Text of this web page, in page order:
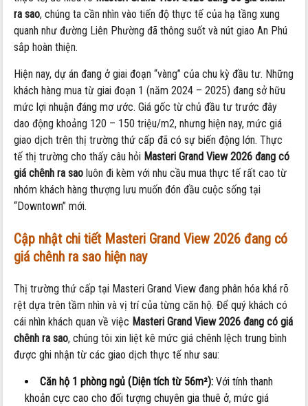
sao?
ra sao, chúng ta cần nhìn vào tiến độ thực tế của hạ tầng xung
quanh như đường Liên Phường đã thông suốt và nút giao An Phú
sắp hoàn thiện.
Hiện nay, dự án đang ở giai đoạn “vàng” của chu kỳ đầu tư. Những
khách hàng mua từ giai đoạn 1 (năm 2024 – 2025) đang sở hữu
mức lợi nhuận đáng mơ ước. Giá gốc từ chủ đầu tư trước đây
dao động khoảng 120 – 150 triệu/m2, nhưng hiện nay, mức giá
giao dịch trên thị trường thứ cấp đã có sự biến động lớn. Thực
tế thị trường cho thấy câu hỏi Masteri Grand View 2026 đang có
giá chênh ra sao luôn đi kèm với nhu cầu mua thực tế rất cao từ
nhóm khách hàng thượng lưu muốn đón đầu cuộc sống tại
“Downtown” mới.
Cập nhật chi tiết Masteri Grand View 2026 đang có
giá chênh ra sao hiện nay
Thị trường thứ cấp tại Masteri Grand View đang phân hóa khá rõ
rệt dựa trên tầm nhìn và vị trí của từng căn hộ. Để quý khách có
cái nhìn khách quan về việc Masteri Grand View 2026 đang có giá
chênh ra sao, chúng tôi xin liệt kê mức giá chênh lệch trung bình
được ghi nhận từ các giao dịch thực tế như sau:
Căn hộ 1 phòng ngủ (Diện tích từ 56m²): Với tính thanh
khoản cực cao cho đối tượng chuyên gia thuê ở, mức giá